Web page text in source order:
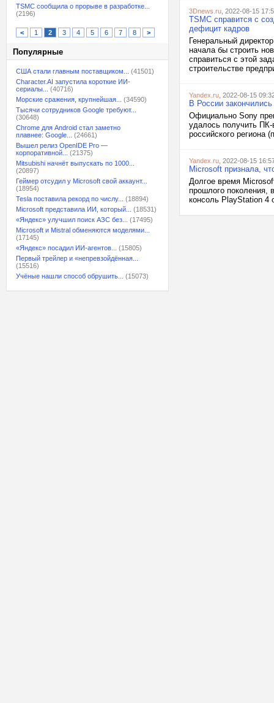
TSMC сообщила о прорыве в разработке...
(2196)
< 1 2 3 4 5 6 7 8 >
Популярные
США стали главным поставщиком...
(41501)
Character.AI запустила короткие ИИ-
сериалы...
(40716)
Морские сражения, крупнейшая...
(34590)
Тысячи сотрудников Google требуют...
(30648)
Chrome для Android стал заметно
плавнее: Google...
(24661)
Вышел релиз OpenIDE Pro —
корпоративной...
(21375)
Mitsubishi начнёт выпускать по 1000...
(20897)
Геймер отсудил у Microsoft свой аккаунт...
(18954)
Tesla поставила рекорд по числу...
(18894)
Microsoft представила ИИ, который...
(18531)
«Яндекс» улучшил поиск АЗС без...
(17495)
Microsoft и Mistral обменяются моделями...
(17145)
«Яндекс» посадил ИИ-агентов...
(15805)
Первый трейлер и «непревзойдённая...
(15516)
Учёные нашли способ обрушить...
(15073)
3Dnews.ru , 2022-08-15
TSMC справится с
дефицит кадров
Генеральный
начала бы строить
справиться с этой
строительстве
Yandex.ru , 2022-08-15
В России
Официально Sony
удалось получить
российского региона
Yandex.ru , 2022-08-15
Microsoft признала,
Долгое время
прошлого поколения,
консоль PlayStation 4